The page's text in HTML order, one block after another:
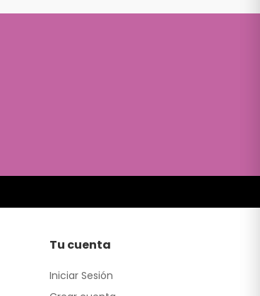
Tu cuenta
Iniciar Sesión